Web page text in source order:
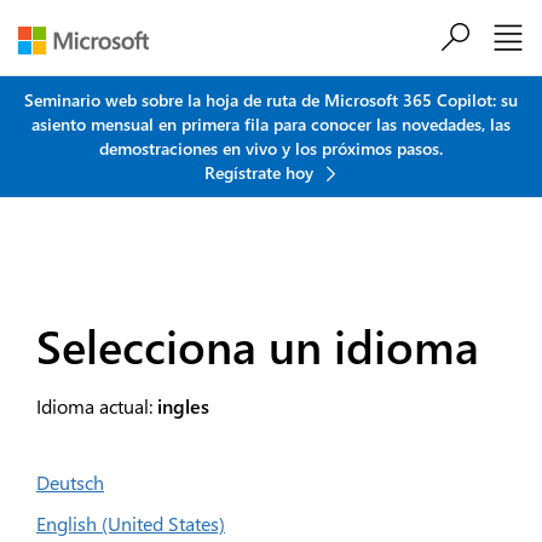
Seminario web sobre la hoja de ruta de Microsoft 365 Copilot: su
asiento mensual en primera fila para conocer las novedades, las
demostraciones en vivo y los próximos pasos.
Regístrate hoy
Selecciona un idioma
Idioma actual: ingles
Deutsch
English (United States)